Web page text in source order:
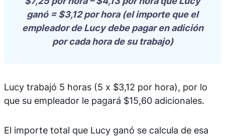
ganó = $3,12 por hora (el importe que el
empleador de Lucy debe pagar en adición
por cada hora de su trabajo)
Lucy trabajó 5 horas (5 x $3,12 por hora), por lo
que su empleador le pagará $15,60 adicionales.
El importe total que Lucy ganó se calcula de esa